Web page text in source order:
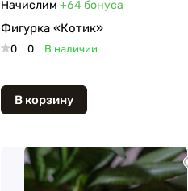
Начислим +64бонуса
Фигурка «Котик»
0 0 В наличии
В корзину